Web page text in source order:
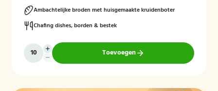
Ambachtelijke broden met huisgemaakte kruidenboter
Chafing dishes, borden & bestek
Toevoegen